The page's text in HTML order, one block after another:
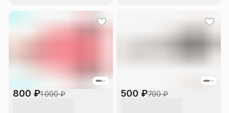
800 ₽1 000 ₽ 500 ₽700 ₽